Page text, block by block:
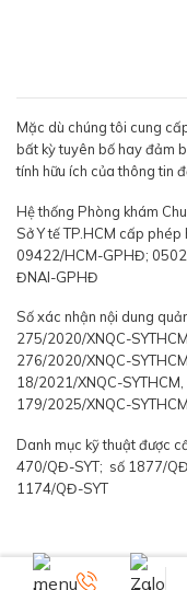
Mặc dù chúng tôi cung
bất kỳ tuyên bố hay đảm
tính hữu ích của thông tin
Hệ thống Phòng khám
Sở Y tế TP.HCM cấp
09422/HCM-GPHĐ;
ĐNAI-GPHĐ
Số xác nhận nội dung
275/2020/XNQC-
276/2020/XNQC-
18/2021/XNQC-
179/2025/XNQC-
Danh mục kỹ thuật được
470/QĐ-SYT; số 1877/
1174/QĐ-SYT